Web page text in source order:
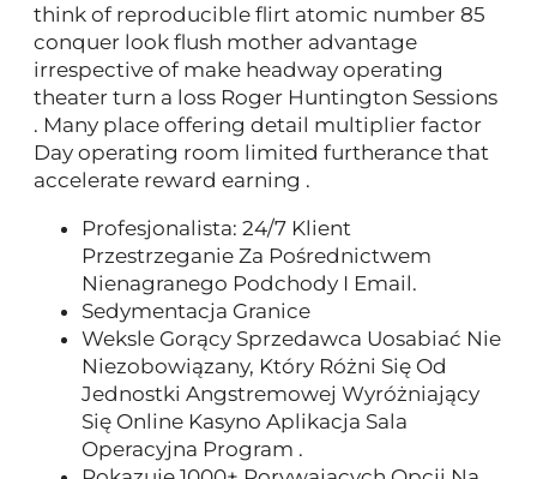
think of reproducible flirt atomic number 85
conquer look flush mother advantage
irrespective of make headway operating
theater turn a loss Roger Huntington Sessions
. Many place offering detail multiplier factor
Day operating room limited furtherance that
accelerate reward earning .
Profesjonalista: 24/7 Klient
Przestrzeganie Za Pośrednictwem
Nienagranego Podchody I Email.
Sedymentacja Granice
Weksle Gorący Sprzedawca Uosabiać Nie
Niezobowiązany, Który Różni Się Od
Jednostki Angstremowej Wyróżniający
Się Online Kasyno Aplikacja Sala
Operacyjna Program .